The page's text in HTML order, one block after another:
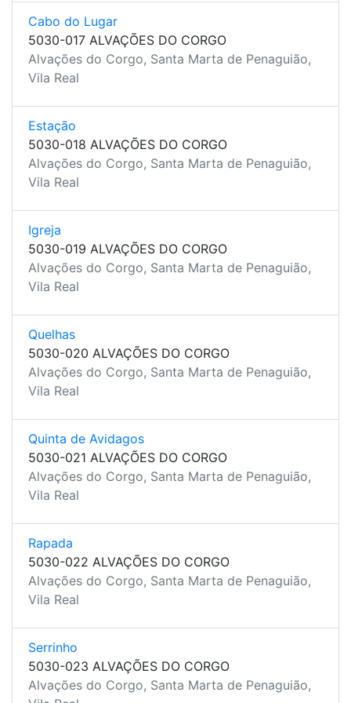
Cabo do Lugar
5030-017 ALVAÇÕES DO CORGO
Alvações do Corgo, Santa Marta de Penaguião,
Vila Real
Estação
5030-018 ALVAÇÕES DO CORGO
Alvações do Corgo, Santa Marta de Penaguião,
Vila Real
Igreja
5030-019 ALVAÇÕES DO CORGO
Alvações do Corgo, Santa Marta de Penaguião,
Vila Real
Quelhas
5030-020 ALVAÇÕES DO CORGO
Alvações do Corgo, Santa Marta de Penaguião,
Vila Real
Quinta de Avidagos
5030-021 ALVAÇÕES DO CORGO
Alvações do Corgo, Santa Marta de Penaguião,
Vila Real
Rapada
5030-022 ALVAÇÕES DO CORGO
Alvações do Corgo, Santa Marta de Penaguião,
Vila Real
Serrinho
5030-023 ALVAÇÕES DO CORGO
Alvações do Corgo, Santa Marta de Penaguião,